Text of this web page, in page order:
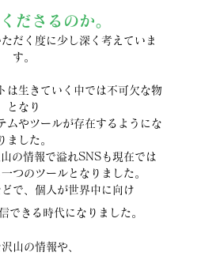
ださるのか。
だく度に少し深く考えていま
す。
は生きていく中では不可欠な物
となり
ムやツールが存在するようにな
りました。
の情報で溢れSNSも現在では
つのツールとなりました。
で、個人が世界中に向け
できる時代になりました。
山の情報や、